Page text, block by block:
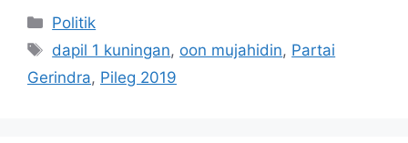
Kategori
Politik
Tag
dapil 1 kuningan, oon mujahidin, Partai
Gerindra, Pileg 2019